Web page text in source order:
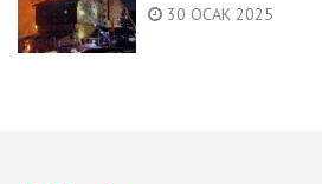
30 OCAK 2025